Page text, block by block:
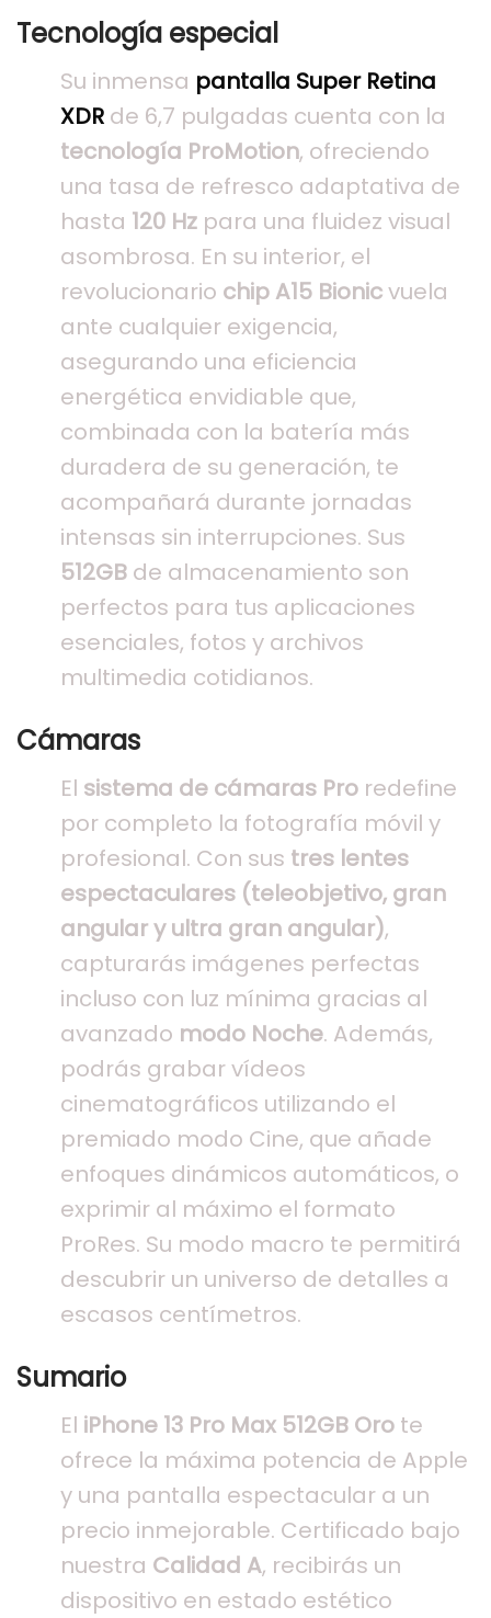
Tecnología especial
Su inmensa pantalla Super Retina
XDR de 6,7 pulgadas cuenta con la
tecnología ProMotion, ofreciendo
una tasa de refresco adaptativa de
hasta 120 Hz para una fluidez visual
asombrosa. En su interior, el
revolucionario chip A15 Bionicvuela
ante cualquier exigencia,
asegurando una eficiencia
energética envidiable que,
combinada con la batería más
duradera de su generación, te
acompañará durante jornadas
intensas sin interrupciones. Sus
512GB de almacenamiento son
perfectos para tus aplicaciones
esenciales, fotos y archivos
multimedia cotidianos.
Cámaras
El sistema de cámaras Pro redefine
por completo la fotografía móvil y
profesional. Con sus tres lentes
espectaculares (teleobjetivo, gran
angular y ultra gran angular),
capturarás imágenes perfectas
incluso con luz mínima gracias al
avanzado modo Noche. Además,
podrás grabar vídeos
cinematográficos utilizando el
premiado modo Cine, que añade
enfoques dinámicos automáticos, o
exprimir al máximo el formato
ProRes. Su modo macro te permitirá
descubrir un universo de detalles a
escasos centímetros.
Sumario
El iPhone 13 Pro Max 512GB Oro te
ofrece la máxima potencia de Apple
y una pantalla espectacular a un
precio inmejorable. Certificado bajo
nuestra Calidad A, recibirás un
dispositivo en estado estético